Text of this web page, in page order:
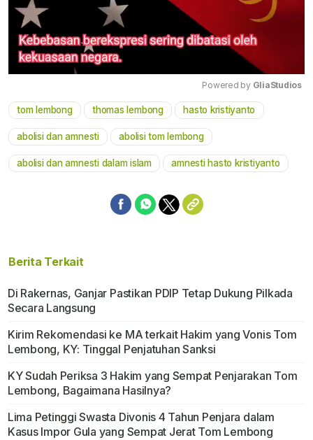
Mute
Powered by GliaStudios
tom lembong thomas lembong hasto kristiyanto
abolisi dan amnesti abolisi tom lembong
abolisi dan amnesti dalam islam amnesti hasto kristiyanto
Berita Terkait
Di Rakernas, Ganjar Pastikan PDIP Tetap Dukung Pilkada
Secara Langsung
Kirim Rekomendasi ke MA terkait Hakim yang Vonis Tom
Lembong, KY: Tinggal Penjatuhan Sanksi
KY Sudah Periksa 3 Hakim yang Sempat Penjarakan Tom
Lembong, Bagaimana Hasilnya?
Lima Petinggi Swasta Divonis 4 Tahun Penjara dalam
Kasus Impor Gula yang Sempat Jerat Tom Lembong